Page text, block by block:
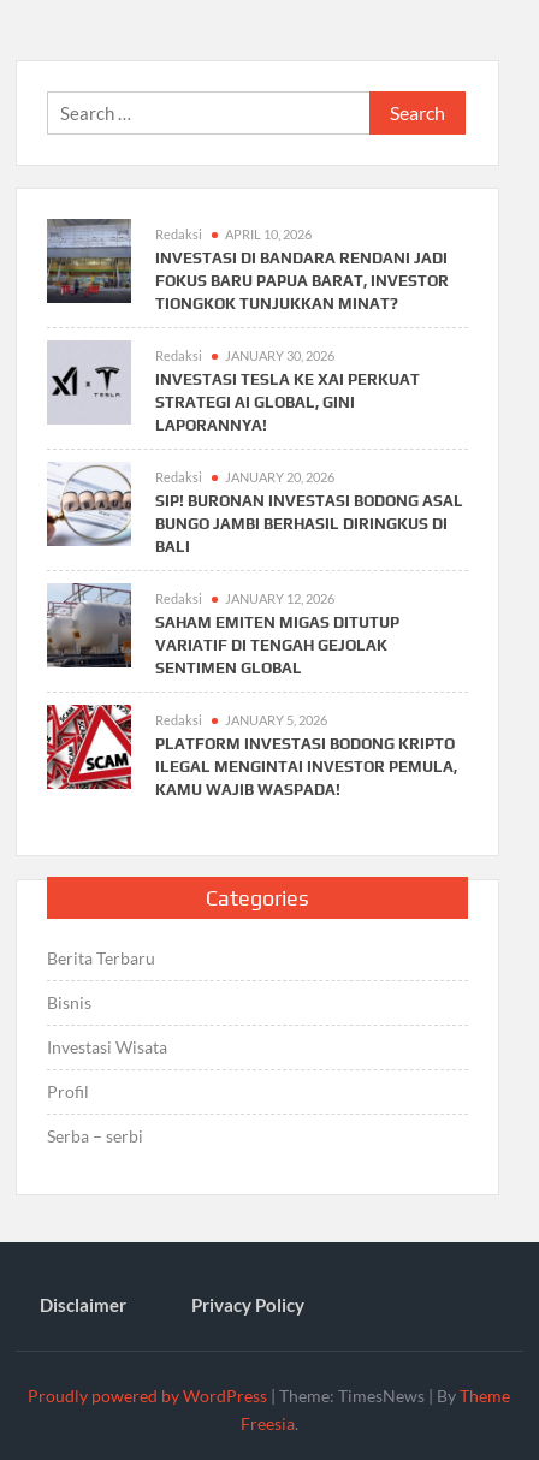
Search
for:
Redaksi APRIL 10, 2026
INVESTASI DI BANDARA RENDANI JADI
FOKUS BARU PAPUA BARAT, INVESTOR
TIONGKOK TUNJUKKAN MINAT?
Redaksi JANUARY 30, 2026
INVESTASI TESLA KE XAI PERKUAT
STRATEGI AI GLOBAL, GINI
LAPORANNYA!
Redaksi JANUARY 20, 2026
SIP! BURONAN INVESTASI BODONG ASAL
BUNGO JAMBI BERHASIL DIRINGKUS DI
BALI
Redaksi JANUARY 12, 2026
SAHAM EMITEN MIGAS DITUTUP
VARIATIF DI TENGAH GEJOLAK
SENTIMEN GLOBAL
Redaksi JANUARY 5, 2026
PLATFORM INVESTASI BODONG KRIPTO
ILEGAL MENGINTAI INVESTOR PEMULA,
KAMU WAJIB WASPADA!
Categories
Berita Terbaru
Bisnis
Investasi Wisata
Profil
Serba – serbi
Disclaimer Privacy Policy
Proudly powered by WordPress |Theme: TimesNews | ByTheme
Freesia.